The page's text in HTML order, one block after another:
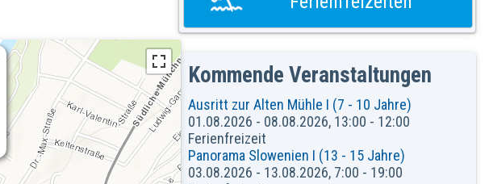
Kommende Veranstaltungen
Ausritt zur Alten Mühle I (7 - 10 Jahre)
01.08.2026 - 08.08.2026, 13:00 - 12:00
Ferienfreizeit
Panorama Slowenien I (13 - 15 Jahre)
03.08.2026 - 13.08.2026, 7:00 - 19:00